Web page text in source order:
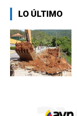
LO ÚLTIMO